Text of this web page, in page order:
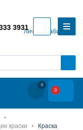
Личный кабинет
3931
0
0
краски
Краска